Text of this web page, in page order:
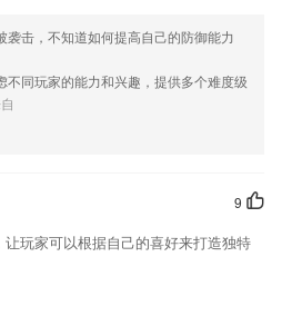
袭击，不知道如何提高自己的防御能力
不同玩家的能力和兴趣，提供多个难度级
9
玩家可以根据自己的喜好来打造独特